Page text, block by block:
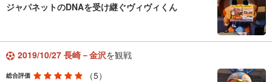
ジャパネットのDNAを受け継ぐヴィヴィくん
2019/10/27 長崎－金沢を観戦
総合評価
（5）